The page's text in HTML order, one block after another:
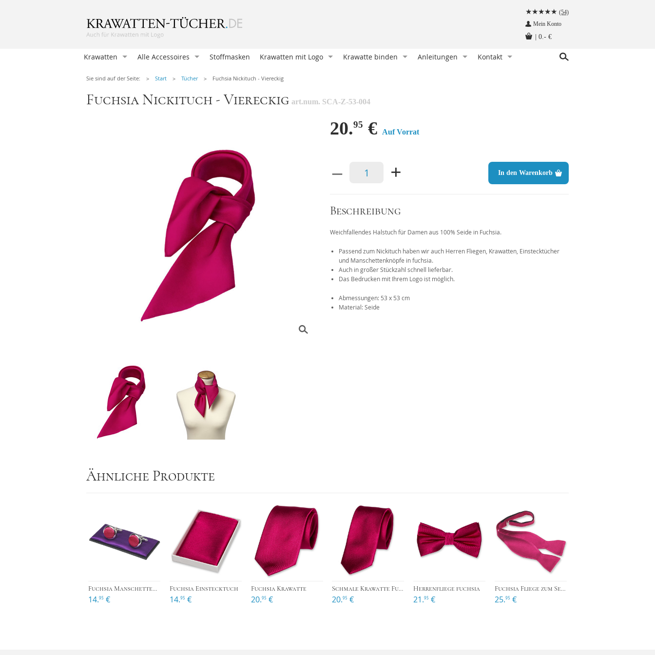
(54)
Mein Konto
0.- €
Krawatten
Alle Accessoires
Herrenfliegen
Manschettenknöpfen
Krawattennadeln
Herren-Taschentücher
Stoffmasken
Gesichtsmasken Zubehör
Stoffmasken
Krawatten mit Logo
Krawatten und Schals
Geschenkverpackungen
Krawatte binden
Pratt Knoten
Doppelter Windsor
Nicky Knoten
Victoria Knoten
Klassischer Krawattenknoten
Das 1x1 der Krawattenknoten
Anleitungen
Krawatte aufbewahren - so geht‘s richtig
Hosenträger befestigt man so!
Manschettenknöpfe - wie werden sie getragen
Kontakt
Sie sind auf der Seite: Start Tücher Fuchsia Nickituch - Viereckig
Fuchsia Nickituch - Viereckig art.num. SCA-Z-53-004
20.95 € Auf Vorrat
– + In den Warenkorb
Beschreibung
Weichfallendes Halstuch für Damen aus 100% Seide in Fuchsia.
Passend zum Nickituch haben wir auch Herren Fliegen, Krawatten, Einstecktücher
und Manschettenknöpfe in fuchsia.
Auch in großer Stückzahl schnell lieferbar.
Das Bedrucken mit Ihrem Logo ist möglich.
Abmessungen: 53 x 53 cm
Material: Seide
Ähnliche Produkte
›
Fuchsia Manschettenknöpfe
14.95 €
›
Fuchsia Einstecktuch
14.95 €
›
Fuchsia Krawatte
20.95 €
Schmale Krawatte Fuchsia
20.95 €
›
Herrenfliege fuchsia
21.95 €
Fuchsia Fliege zum Selberbinden
25.95 €